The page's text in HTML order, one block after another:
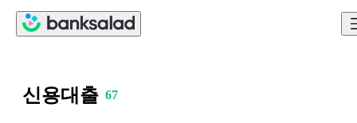
신용대출
2
3
6
3
4
7